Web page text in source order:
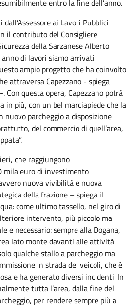
entro la fine dell’anno.
ai Lavori Pubblici
il contributo del Consigliere
della Sarzanese Alberto
anno di lavori siamo arrivati
ampio progetto che ha coinvolto
attraversa Capezzano - spiega
. Con questa opera, Capezzano potrà
in più, con un bel marciapiede che la
parcheggio a disposizione
del commercio di quell’area,
che raggiungono
mila euro di investimento
nuova vivibilità e nuova
della frazione – spiega il
come ultimo tassello, nel giro di
intervento, più piccolo ma
e necessario: sempre alla Dogana,
lato monte davanti alle attività
qualche stallo a parcheggio ma
in strada dei veicoli, che è
e ha generato diversi incidenti. In
tutta l’area, dalla fine del
per rendere sempre più a